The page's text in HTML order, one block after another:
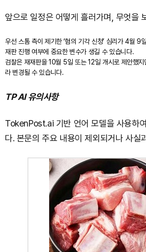
앞으로 일정은 어떻게 흘러가며, 무엇을
우선 스톰 측이 제기한 ‘혐의 기각 신청’ 심리가 4월 9
재판 진행 여부에 중요한 변수가 생길 수 있습니다.
검찰은 재재판을 10월 5일 또는 12일 개시로 제안했
라 변경될 수 있습니다.
TP AI 유의사항
TokenPost.ai 기반 언어 모델을 사용하
다. 본문의 주요 내용이 제외되거나 사실